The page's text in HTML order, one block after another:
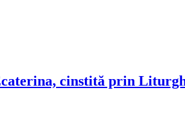
cinstită prin